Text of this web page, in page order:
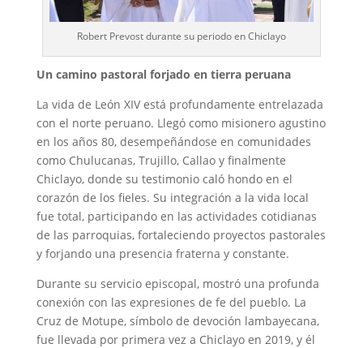
Robert Prevost durante su periodo en Chiclayo
Un camino pastoral forjado en tierra peruana
La vida de León XIV está profundamente entrelazada
con el norte peruano. Llegó como misionero agustino
en los años 80, desempeñándose en comunidades
como Chulucanas, Trujillo, Callao y finalmente
Chiclayo, donde su testimonio caló hondo en el
corazón de los fieles. Su integración a la vida local
fue total, participando en las actividades cotidianas
de las parroquias, fortaleciendo proyectos pastorales
y forjando una presencia fraterna y constante.
Durante su servicio episcopal, mostró una profunda
conexión con las expresiones de fe del pueblo. La
Cruz de Motupe, símbolo de devoción lambayecana,
fue llevada por primera vez a Chiclayo en 2019, y él